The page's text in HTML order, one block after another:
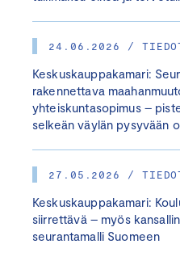
24.06.2026 /
Keskuskauppakamari:
rakennettava
yhteiskuntasopimus –
selkeän väylän pysyvään
27.05.2026 /
Keskuskauppakamari:
siirrettävä – myös
seurantamalli Suomeen